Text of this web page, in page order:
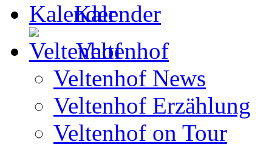
Kalender
Veltenhof
Veltenhof News
Veltenhof Erzählung
Veltenhof on Tour